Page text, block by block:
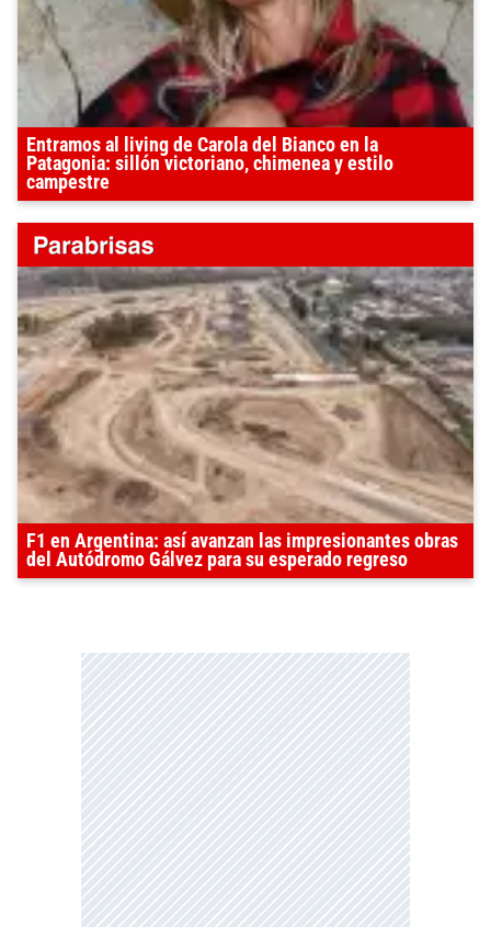
Entramos al living de Carola del Bianco en la
Patagonia: sillón victoriano, chimenea y estilo
campestre
F1 en Argentina: así avanzan las impresionantes obras
del Autódromo Gálvez para su esperado regreso